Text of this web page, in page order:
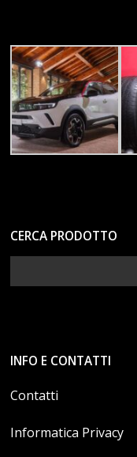
CERCA PRODOTTO
INFO E CONTATTI
Contatti
Informatica Privacy